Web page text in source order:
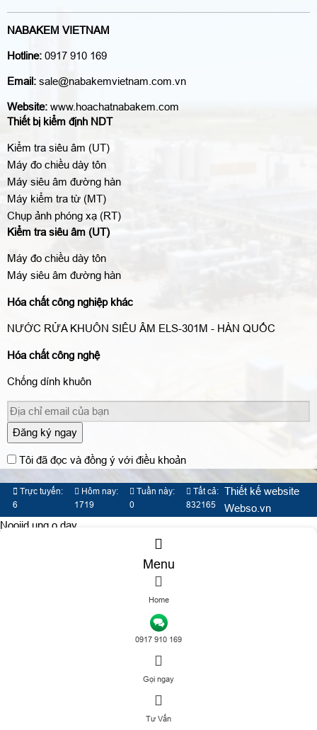
NABAKEM VIETNAM
Hotline: 0917 910 169
Email: sale@nabakemvietnam.com.vn
Website: www.hoachatnabakem.com
Thiết bị kiểm định NDT
Kiểm tra siêu âm (UT)
Máy đo chiều dày tôn
Máy siêu âm đường hàn
Máy kiểm tra từ (MT)
Chụp ảnh phóng xạ (RT)
Kiểm tra siêu âm (UT)
Máy đo chiều dày tôn
Máy siêu âm đường hàn
Hóa chất công nghiệp khác
NƯỚC RỬA KHUÔN SIÊU ÂM ELS-301M - HÀN QUỐC
Hóa chất công nghệ
Chống dính khuôn
Đăng ký ngay
Tôi đã đọc và đồng ý với điều khoản
Trực tuyến:
6
Hôm nay:
1719
Tuần này:
0
Tất cả:
832165
Thiết kế website
Webso.vn
Menu
Home
0917 910 169
Gọi ngay
Tư Vấn
Nooijd ung o day
TƯ VẤN DỊCH VỤ